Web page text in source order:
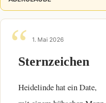
1. Mai 2026
Sternzeichen
Heidelinde hat ein Date,